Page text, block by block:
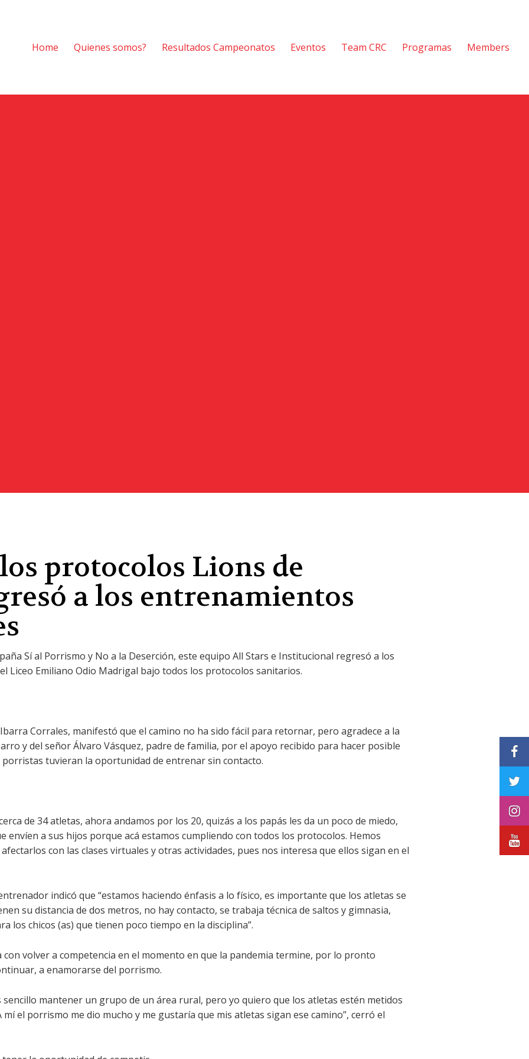
Home Quienes somos? Resultados Campeonatos Eventos Team CRC Programas Members
protocolos Lions de
a los entrenamientos
Sí al Porrismo y No a la Deserción, este equipo All Stars e Institucional regresó a los
Liceo Emiliano Odio Madrigal bajo todos los protocolos sanitarios.
Corrales, manifestó que el camino no ha sido fácil para retornar, pero agradece a la
y del señor Álvaro Vásquez, padre de familia, por el apoyo recibido para hacer posible
tuvieran la oportunidad de entrenar sin contacto.
de 34 atletas, ahora andamos por los 20, quizás a los papás les da un poco de miedo,
envíen a sus hijos porque acá estamos cumpliendo con todos los protocolos. Hemos
con las clases virtuales y otras actividades, pues nos interesa que ellos sigan en el
indicó que “estamos haciendo énfasis a lo físico, es importante que los atletas se
su distancia de dos metros, no hay contacto, se trabaja técnica de saltos y gimnasia,
los chicos (as) que tienen poco tiempo en la disciplina”.
con volver a competencia en el momento en que la pandemia termine, por lo pronto
a enamorarse del porrismo.
sencillo mantener un grupo de un área rural, pero yo quiero que los atletas estén metidos
el porrismo me dio mucho y me gustaría que mis atletas sigan ese camino”, cerró el